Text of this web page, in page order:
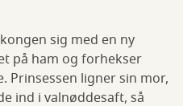
sig med en ny
på ham og forhekser
Prinsessen ligner sin mor,
ind i valnøddesaft, så